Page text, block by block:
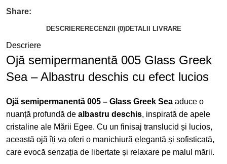
Share:
DESCRIERE RECENZII (0)DETALII LIVRARE
Descriere
Ojă semipermanentă 005 Glass Greek
Sea – Albastru deschis cu efect lucios
Ojă semipermanentă 005 – Glass Greek Sea aduce o
nuanță profundă de albastru deschis, inspirată de apele
cristaline ale Mării Egee. Cu un finisaj translucid și lucios,
această ojă îți va oferi o manichiură elegantă și sofisticată,
care evocă senzația de libertate și relaxare pe malul mării.